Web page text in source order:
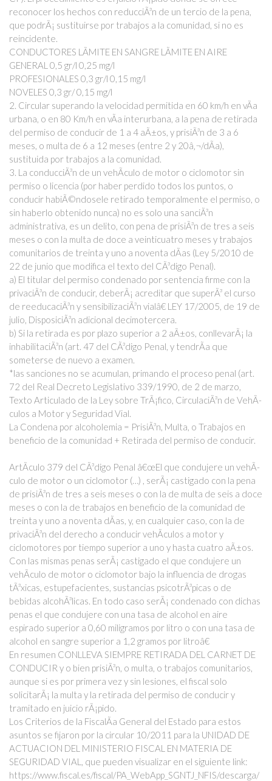
reconocer los hechos con reducciÃ³n de un tercio de la pena,
que podrÃ¡ sustituirse por trabajos a la comunidad, si no es
reincidente.
CONDUCTORES LÃMITE EN SANGRE LÃMITE EN AIRE
GENERAL 0,5 gr/l 0,25 mg/l
PROFESIONALES 0,3 gr/l 0,15 mg/l
NOVELES 0,3 gr/ 0,15 mg/l
2. Circular superando la velocidad permitida en 60 km/h en vÃ­a
urbana, o en 80 Km/h en vÃ­a interurbana, a la pena de retirada
del permiso de conducir de 1 a 4 aÃ±os, y prisiÃ³n de 3 a 6
meses, o multa de 6 a 12 meses (entre 2 y 20â‚¬/dÃ­a),
sustituida por trabajos a la comunidad.
3. La conducciÃ³n de un vehÃ­culo de motor o ciclomotor sin
permiso o licencia (por haber perdido todos los puntos, o
conducir habiÃ©ndosele retirado temporalmente el permiso, o
sin haberlo obtenido nunca) no es solo una sanciÃ³n
administrativa, es un delito, con pena de prisiÃ³n de tres a seis
meses o con la multa de doce a veinticuatro meses y trabajos
comunitarios de treinta y uno a noventa dÃ­as (Ley 5/2010 de
22 de junio que modifica el texto del CÃ³digo Penal).
a) El titular del permiso condenado por sentencia firme con la
privaciÃ³n de conducir, deberÃ¡ acreditar que superÃ³ el curso
de reeducaciÃ³n y sensibilizaciÃ³n vialâ€ LEY 17/2005, de 19 de
julio, DisposiciÃ³n adicional decimotercera.
b) Si la retirada es por plazo superior a 2 aÃ±os, conllevarÃ¡ la
inhabilitaciÃ³n (art. 47 del CÃ³digo Penal, y tendrÃ­a que
someterse de nuevo a examen.
*las sanciones no se acumulan, primando el proceso penal (art.
72 del Real Decreto Legislativo 339/1990, de 2 de marzo,
Texto Articulado de la Ley sobre TrÃ¡fico, CirculaciÃ³n de VehÃ­
culos a Motor y Seguridad Vial.
La Condena por alcoholemia = PrisiÃ³n, Multa, o Trabajos en
beneficio de la comunidad + Retirada del permiso de conducir.
ArtÃ­culo 379 del CÃ³digo Penal â€œEl que condujere un vehÃ­
culo de motor o un ciclomotor (…) , serÃ¡ castigado con la pena
de prisiÃ³n de tres a seis meses o con la de multa de seis a doce
meses o con la de trabajos en beneficio de la comunidad de
treinta y uno a noventa dÃ­as, y, en cualquier caso, con la de
privaciÃ³n del derecho a conducir vehÃ­culos a motor y
ciclomotores por tiempo superior a uno y hasta cuatro aÃ±os.
Con las mismas penas serÃ¡ castigado el que condujere un
vehÃ­culo de motor o ciclomotor bajo la influencia de drogas
tÃ³xicas, estupefacientes, sustancias psicotrÃ³picas o de
bebidas alcohÃ³licas. En todo caso serÃ¡ condenado con dichas
penas el que condujere con una tasa de alcohol en aire
espirado superior a 0,60 miligramos por litro o con una tasa de
alcohol en sangre superior a 1,2 gramos por litroâ€
En resumen CONLLEVA SIEMPRE RETIRADA DEL CARNET DE
CONDUCIR y o bien prisiÃ³n, o multa, o trabajos comunitarios,
aunque si es por primera vez y sin lesiones, el fiscal solo
solicitarÃ¡ la multa y la retirada del permiso de conducir y
tramitado en juicio rÃ¡pido.
Los Criterios de la FiscalÃ­a General del Estado para estos
asuntos se fijaron por la circular 10/2011 para la UNIDAD DE
ACTUACION DEL MINISTERIO FISCAL EN MATERIA DE
SEGURIDAD VIAL, que pueden visualizar en el siguiente link:
https://www.fiscal.es/fiscal/PA_WebApp_SGNTJ_NFIS/descarga/